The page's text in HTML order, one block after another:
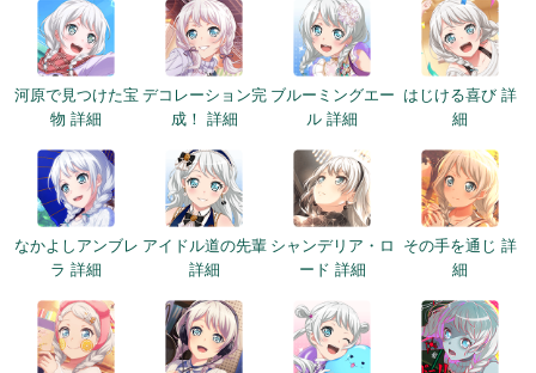
河原で見つけた宝
物 詳細
デコレーション完
成！ 詳細
ブルーミングエー
ル 詳細
はじける喜び 詳
細
なかよしアンブレ
ラ 詳細
アイドル道の先輩
詳細
シャンデリア・ロ
ード 詳細
その手を通じ 詳
細